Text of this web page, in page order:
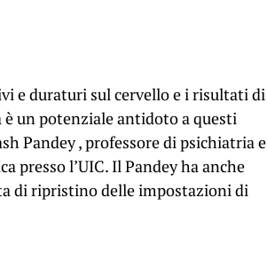
e duraturi sul cervello e i risultati di
un potenziale antidoto a questi
Pandey , professore di psichiatria e
presso l’UIC. Il Pandey ha anche
di ripristino delle impostazioni di